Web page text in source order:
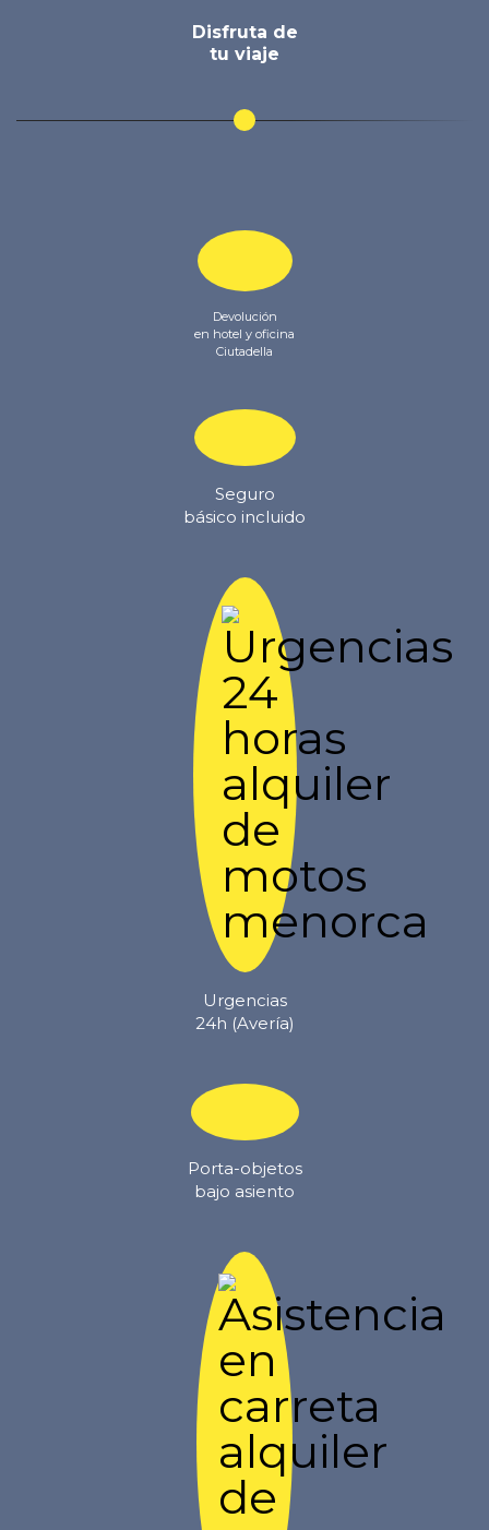
Disfruta de
tu viaje
Devolución
en hotel y oficina
Ciutadella
Seguro
básico incluido
Urgencias
24h (Avería)
Porta-objetos
bajo asiento